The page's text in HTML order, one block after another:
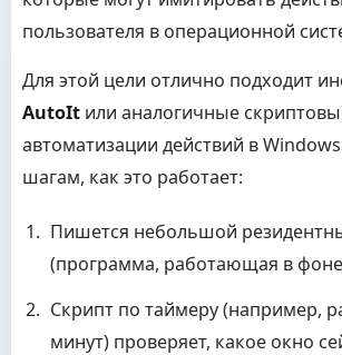
пользователя в операционной
Для этой цели отлично подходит
AutoIt или аналогичные
автоматизации действий в
шагам, как это работает:
Пишется небольшой
(программа, работающая в
Скрипт по таймеру (например,
минут) проверяет, какое окно